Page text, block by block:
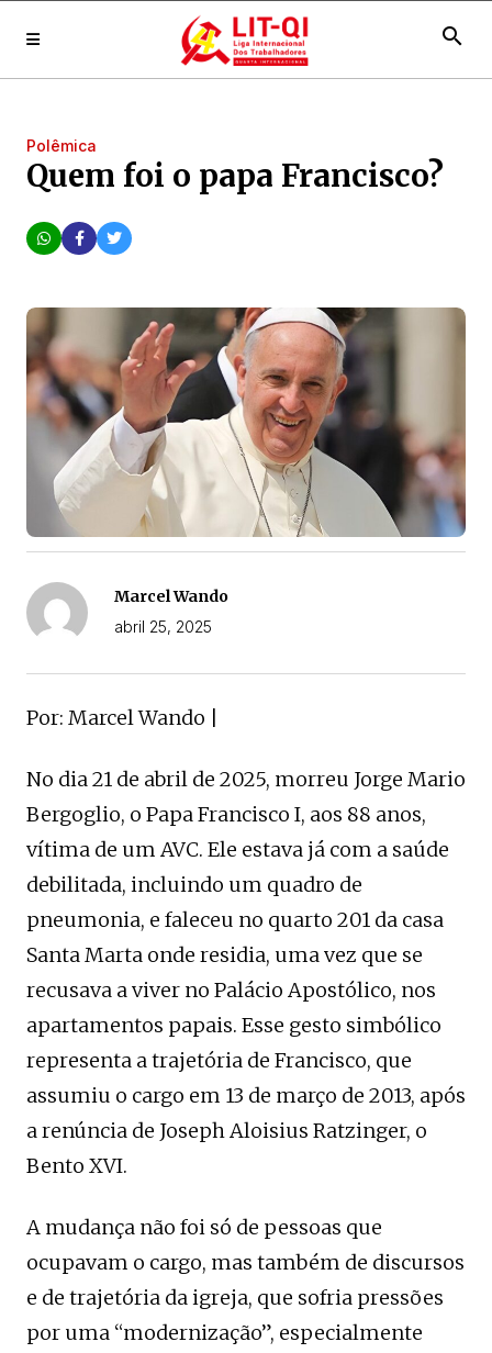
search
Polêmica
Quem foi o papa Francisco?
Marcel Wando
abril 25, 2025
Por: Marcel Wando |
No dia 21 de abril de 2025, morreu Jorge Mario
Bergoglio, o Papa Francisco I, aos 88 anos,
vítima de um AVC. Ele estava já com a saúde
debilitada, incluindo um quadro de
pneumonia, e faleceu no quarto 201 da casa
Santa Marta onde residia, uma vez que se
recusava a viver no Palácio Apostólico, nos
apartamentos papais. Esse gesto simbólico
representa a trajetória de Francisco, que
assumiu o cargo em 13 de março de 2013, após
a renúncia de Joseph Aloisius Ratzinger, o
Bento XVI.
A mudança não foi só de pessoas que
ocupavam o cargo, mas também de discursos
e de trajetória da igreja, que sofria pressões
por uma “modernização”, especialmente